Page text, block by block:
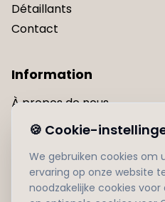
Détaillants
Contact
Information
À propos de nous
Politique de confidentialité
Livraison
🍪 Cookie-
We gebruiken cookies om
ervaring op onze website
noodzakelijke cookies